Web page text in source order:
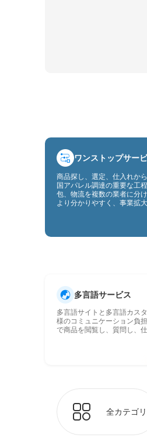
ワンストップサー
商品探し、選定、仕入れか
国アパレル調達の重要な工
包、物流を複数の業者に分
より分かりやすく、事業拡
多言語サービス
多言語サイトと多言語カス
様のコミュニケーション負
で商品を閲覧し、質問し、
全カテゴリ